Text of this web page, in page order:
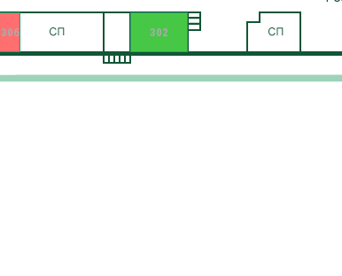
302
306